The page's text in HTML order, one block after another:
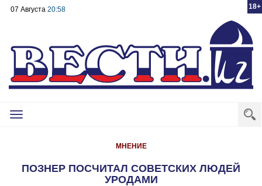
18+
07 Августа 20:58
Toggle
МНЕНИЕ
ПОЗНЕР ПОСЧИТАЛ СОВЕТСКИХ ЛЮДЕЙ
УРОДАМИ